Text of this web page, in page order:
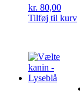
kr. 80,00
Tilføj til kurv